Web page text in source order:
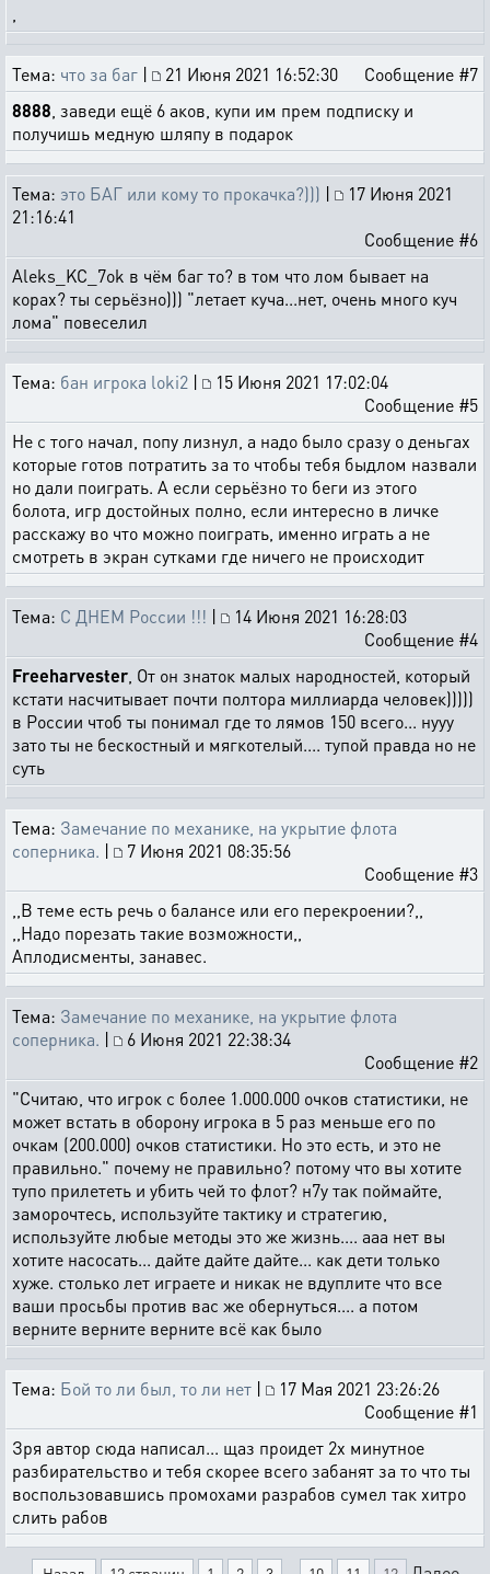
Тема: что за баг | 21 Июня 2021 16:52:30
Сообщение #7
8888 , заведи ещё 6 аков, купи им прем подписку и
получишь медную шляпу в подарок
Тема: это БАГ или кому то прокачка?))) |
17 Июня 2021
21:16:41
Сообщение #6
Aleks_KC_7ok в чём баг то? в том что лом бывает на
корах? ты серьёзно))) "летает куча...нет, очень много куч
лома" повеселил
Тема: бан игрока loki2 |
15 Июня 2021 17:02:04
Сообщение #5
Не с того начал, попу лизнул, а надо было сразу о деньгах
которые готов потратить за то чтобы тебя быдлом назвали
но дали поиграть. А если серьёзно то беги из этого
болота, игр достойных полно, если интересно в личке
расскажу во что можно поиграть, именно играть а не
смотреть в экран сутками где ничего не происходит
Тема: С ДНЕМ России !!! |
14 Июня 2021 16:28:03
Сообщение #4
Freeharvester , От он знаток малых народностей, который
кстати насчитывает почти полтора миллиарда человек)))))
в России чтоб ты понимал где то лямов 150 всего... нууу
зато ты не бескостный и мягкотелый.... тупой правда но не
суть
Тема: Замечание по механике, на укрытие флота
соперника. |
7 Июня 2021 08:35:56
Сообщение #3
,,В теме есть речь о балансе или его перекроении?,,
,,Надо порезать такие возможности,,
Аплодисменты, занавес.
Тема: Замечание по механике, на укрытие флота
соперника. |
6 Июня 2021 22:38:34
Сообщение #2
"Считаю, что игрок с более 1.000.000 очков статистики, не
может встать в оборону игрока в 5 раз меньше его по
очкам (200.000) очков статистики. Но это есть, и это не
правильно." почему не правильно? потому что вы хотите
тупо прилететь и убить чей то флот? н7у так поймайте,
заморочтесь, используйте тактику и стратегию,
используйте любые методы это же жизнь.... ааа нет вы
хотите насосать... дайте дайте дайте... как дети только
хуже. столько лет играете и никак не вдуплите что все
ваши просьбы против вас же обернуться.... а потом
верните верните верните всё как было
Тема: Бой то ли был, то ли нет |
17 Мая 2021 23:26:26
Сообщение #1
Зря автор сюда написал... щаз проидет 2х минутное
разбирательство и тебя скорее всего забанят за то что ты
воспользовавшись промохами разрабов сумел так хитро
слить рабов